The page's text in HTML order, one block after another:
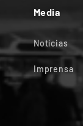
Media
Notícias
Imprensa